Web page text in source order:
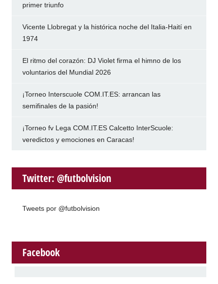
primer triunfo
Vicente Llobregat y la histórica noche del Italia-Haití en
1974
El ritmo del corazón: DJ Violet firma el himno de los
voluntarios del Mundial 2026
¡Torneo Interscuole COM.IT.ES: arrancan las
semifinales de la pasión!
¡Torneo fv Lega COM.IT.ES Calcetto InterScuole:
veredictos y emociones en Caracas!
Twitter: @futbolvision
Tweets por @futbolvision
Facebook